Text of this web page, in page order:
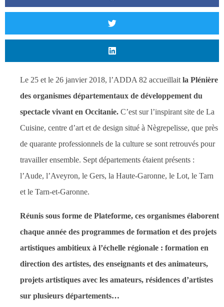
Le 25 et le 26 janvier 2018, l’ADDA 82 accueillait la Plénière
des organismes départementaux de développement du
spectacle vivant en Occitanie. C’est sur l’inspirant site de La
Cuisine, centre d’art et de design situé à Nègrepelisse, que près
de quarante professionnels de la culture se sont retrouvés pour
travailler ensemble. Sept départements étaient présents :
l’Aude, l’Aveyron, le Gers, la Haute-Garonne, le Lot, le Tarn
et le Tarn-et-Garonne.
Réunis sous forme de Plateforme, ces organismes élaborent
chaque année des programmes de formation et des projets
artistiques ambitieux à l’échelle régionale : formation en
direction des artistes, des enseignants et des animateurs,
projets artistiques avec les amateurs, résidences d’artistes
sur plusieurs départements…